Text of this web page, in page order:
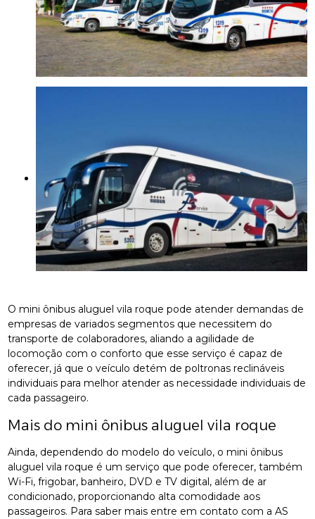
O mini ônibus aluguel vila roque pode atender demandas de
empresas de variados segmentos que necessitem do
transporte de colaboradores, aliando a agilidade de
locomoção com o conforto que esse serviço é capaz de
oferecer, já que o veículo detém de poltronas reclináveis
individuais para melhor atender as necessidade individuais de
cada passageiro.
Mais do mini ônibus aluguel vila roque
Ainda, dependendo do modelo do veículo, o mini ônibus
aluguel vila roque é um serviço que pode oferecer, também
Wi-Fi, frigobar, banheiro, DVD e TV digital, além de ar
condicionado, proporcionando alta comodidade aos
passageiros. Para saber mais entre em contato com a AS